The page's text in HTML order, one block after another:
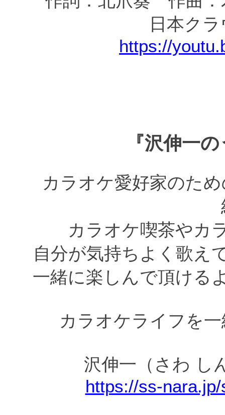
日本ク
https://
『沢伸一
カラオケ愛好家のた
カラオケ喫茶やカ
自分が気持ちよく歌え
一緒に楽しんで頂ける
カラオケライフを
沢伸一（さわ し
https://ss-